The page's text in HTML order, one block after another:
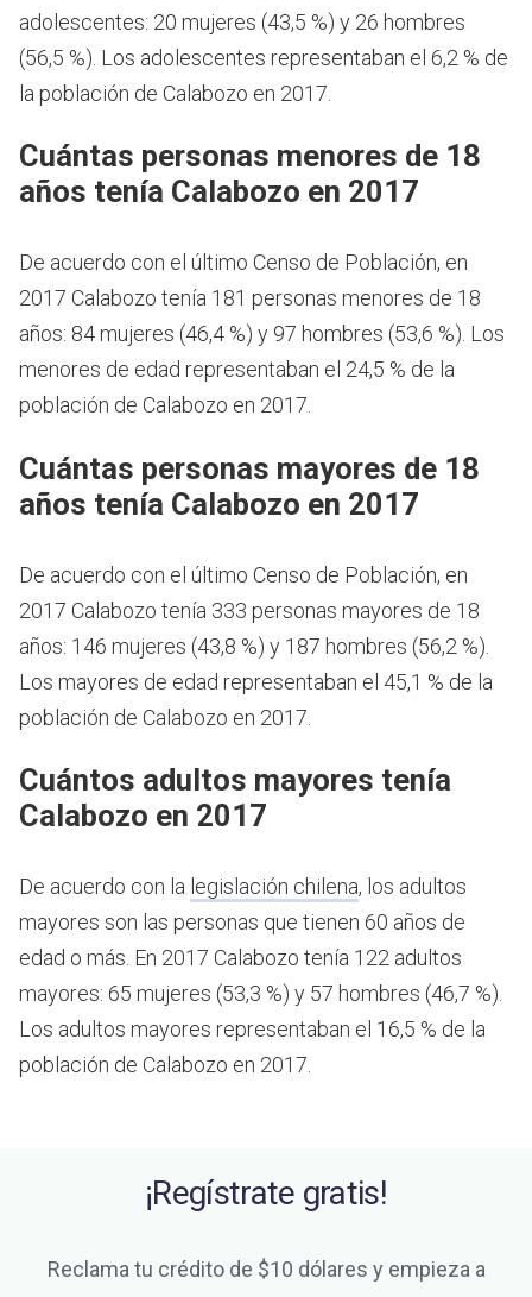
adolescentes: 20 mujeres (43,5 %) y 26 hombres
(56,5 %). Los adolescentes representaban el 6,2 % de
la población de Calabozo en 2017.
Cuántas personas menores de 18
años tenía Calabozo en 2017
De acuerdo con el último Censo de Población, en
2017 Calabozo tenía 181 personas menores de 18
años: 84 mujeres (46,4 %) y 97 hombres (53,6 %). Los
menores de edad representaban el 24,5 % de la
población de Calabozo en 2017.
Cuántas personas mayores de 18
años tenía Calabozo en 2017
De acuerdo con el último Censo de Población, en
2017 Calabozo tenía 333 personas mayores de 18
años: 146 mujeres (43,8 %) y 187 hombres (56,2 %).
Los mayores de edad representaban el 45,1 % de la
población de Calabozo en 2017.
Cuántos adultos mayores tenía
Calabozo en 2017
De acuerdo con la legislación chilena, los adultos
mayores son las personas que tienen 60 años de
edad o más. En 2017 Calabozo tenía 122 adultos
mayores: 65 mujeres (53,3 %) y 57 hombres (46,7 %).
Los adultos mayores representaban el 16,5 % de la
población de Calabozo en 2017.
¡Regístrate gratis!
Reclama tu crédito de $10 dólares y empieza a